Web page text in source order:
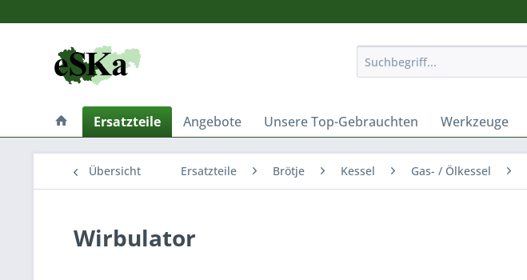
Ersatzteile Angebote Unsere Top-Gebrauchten Werkzeuge
Übersicht Ersatzteile Brötje Kessel Gas- / Ölkessel
Wirbulator